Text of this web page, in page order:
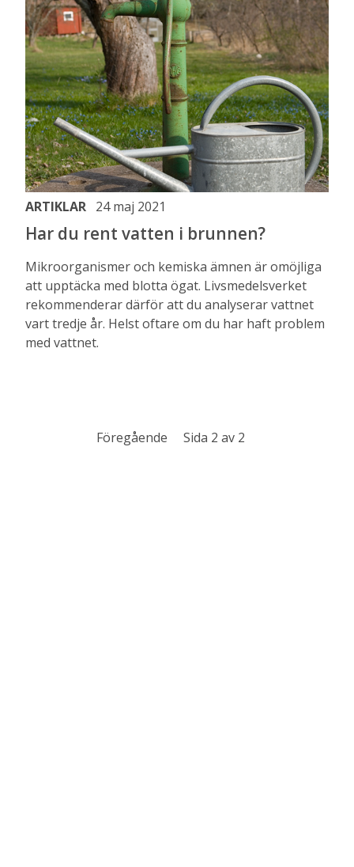
ARTIKLAR 24 maj 2021
Har du rent vatten i brunnen?
Mikroorganismer och kemiska ämnen är omöjliga
att upptäcka med blotta ögat. Livsmedelsverket
rekommenderar därför att du analyserar vattnet
vart tredje år. Helst oftare om du har haft problem
med vattnet.
Föregående Sida 2 av 2